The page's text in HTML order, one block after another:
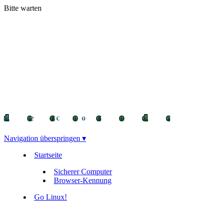
Bitte warten
decocode
decocode
deco
Navigation überspringen ▾
Startseite
Sicherer Computer
Browser-Kennung
Go Linux!